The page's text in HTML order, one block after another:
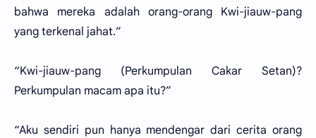
bahwa mereka adalah orang-orang Kwi-jiauw-pang
yang terkenal jahat.”
“Kwi-jiauw-pang (Perkumpulan Cakar Setan)?
Perkumpulan macam apa itu?”
“Aku sendiri pun hanya mendengar dari cerita orang